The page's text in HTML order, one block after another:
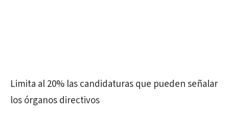
Limita al 20% las candidaturas que pueden señalar
los órganos directivos